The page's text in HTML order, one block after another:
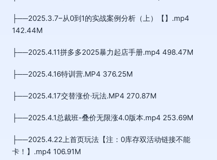
├──2025.3.7–从0到1的实战案例分析（上）【】.mp4
142.44M
├──2025.4.11拼多多2025暴力起店手册.mp4 498.47M
├──2025.4.16特训营.MP4 376.25M
├──2025.4.17交替涨价·玩法.MP4 270.87M
├──2025.4.1总裁班-叠价无限涨4.0版本.mp4 253.69M
├──2025.4.22上首页玩法【注：0库存双活动链接不能
卡！】.mp4 106.91M